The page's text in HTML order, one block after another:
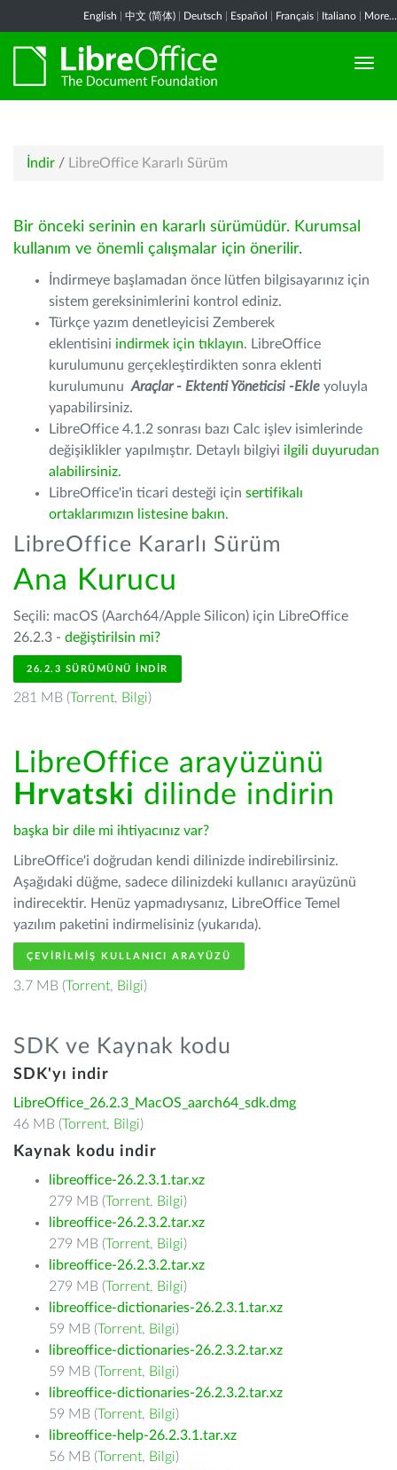
English 中文 (简体) Deutsch Español Français Italiano More...
İndir / LibreOffice Kararlı Sürüm
Bir önceki serinin en kararlı sürümüdür. Kurumsal
kullanım ve önemli çalışmalar için önerilir.
İndirmeye başlamadan önce lütfen bilgisayarınız için
sistem gereksinimlerini kontrol ediniz.
Türkçe yazım denetleyicisi Zemberek
eklentisini indirmek için tıklayın. LibreOffice
kurulumunu gerçekleştirdikten sonra eklenti
kurulumunu Araçlar - Ektenti Yöneticisi -Ekle yoluyla
yapabilirsiniz.
LibreOffice 4.1.2 sonrası bazı Calc işlev isimlerinde
değişiklikler yapılmıştır. Detaylı bilgiyi ilgili duyurudan
alabilirsiniz.
LibreOffice'in ticari desteği için sertifikalı
ortaklarımızın listesine bakın.
LibreOffice Kararlı Sürüm
Ana Kurucu
Seçili: macOS (Aarch64/Apple Silicon) için LibreOffice
26.2.3 - değiştirilsin mi?
26.2.3 SÜRÜMÜNÜ İNDIR
281 MB (Torrent, Bilgi)
LibreOffice arayüzünü
Hrvatski dilinde indirin
başka bir dile mi ihtiyacınız var?
LibreOffice'i doğrudan kendi dilinizde indirebilirsiniz.
Aşağıdaki düğme, sadece dilinizdeki kullanıcı arayüzünü
indirecektir. Henüz yapmadıysanız, LibreOffice Temel
yazılım paketini indirmelisiniz (yukarıda).
ÇEVIRILMIŞ KULLANICI ARAYÜZÜ
3.7 MB (Torrent, Bilgi)
SDK ve Kaynak kodu
SDK'yı indir
LibreOffice_26.2.3_MacOS_aarch64_sdk.dmg
46 MB (Torrent, Bilgi)
Kaynak kodu indir
libreoffice-26.2.3.1.tar.xz
279 MB (Torrent, Bilgi)
libreoffice-26.2.3.2.tar.xz
279 MB (Torrent, Bilgi)
libreoffice-26.2.3.2.tar.xz
279 MB (Torrent, Bilgi)
libreoffice-dictionaries-26.2.3.1.tar.xz
59 MB (Torrent, Bilgi)
libreoffice-dictionaries-26.2.3.2.tar.xz
59 MB (Torrent, Bilgi)
libreoffice-dictionaries-26.2.3.2.tar.xz
59 MB (Torrent, Bilgi)
libreoffice-help-26.2.3.1.tar.xz
56 MB (Torrent, Bilgi)